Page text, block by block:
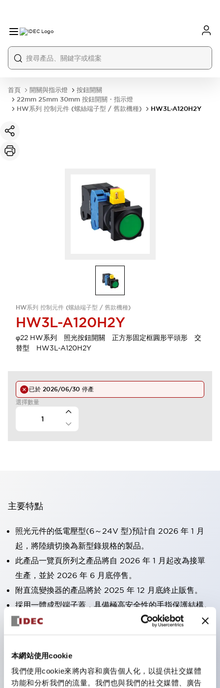
本網站使用cookie
我們使用cookie來將內容和廣告個人化，以提供社交媒體
功能和分析我們的流量。我們也與我們的社交媒體、廣告
首頁 開關與指示燈
按鈕開關
22mm 25mm 30mm 按鈕開關・指示燈
HW系列 控制元件 (螺絲端子型 / 舊款機種)
HW3L-A120H2Y
HW系列 控制元件 (螺絲端子型 / 舊款機種)
HW3L-A120H2Y
φ22 HW系列 照光按鈕開關 正方形固定框圓形平頭形 交
替型 HW3L-A120H2Y
已於 2026/06/30 停產
選擇數量
主要特點
照光元件的低電壓型(6～24V 型)預計自 2026 年 1 月
起，將陸續切換為新型錄規格的製品。
此產品一覽頁所列之產品將自 2026 年 1 月起改為接單
生產，並於 2026 年 6 月底停售。
附直流變換器的產品將於 2025 年 12 月底終止販售。
採用一體成型端子蓋，具備極高安全性的手指保護結構。
接點部採用自清潔滾動接觸方式，維持穩定導通性能。
防護結構可防止水或油從面板前方滲入：IP65（僅雙按
鈕開關為 IP40）。
三種功能集結於一顆開關。